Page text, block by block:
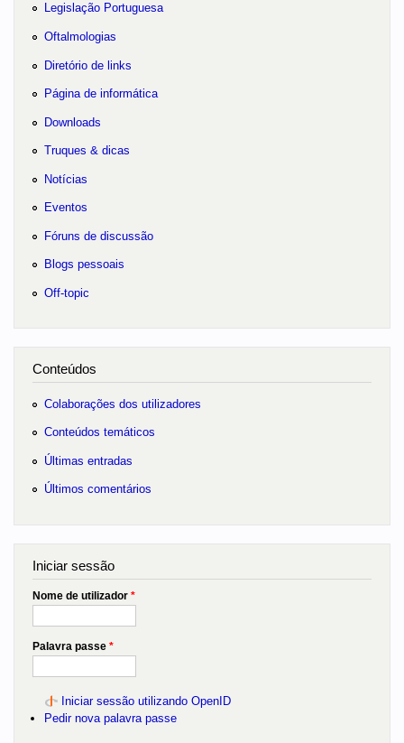
Legislação Portuguesa
Oftalmologias
Diretório de links
Página de informática
Downloads
Truques & dicas
Notícias
Eventos
Fóruns de discussão
Blogs pessoais
Off-topic
Conteúdos
Colaborações dos utilizadores
Conteúdos temáticos
Últimas entradas
Últimos comentários
Iniciar sessão
Nome de utilizador *
Palavra passe *
Iniciar sessão utilizando OpenID
Pedir nova palavra passe